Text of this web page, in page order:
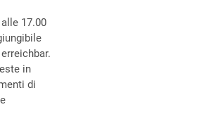
17.00
erreichbar.
in
di